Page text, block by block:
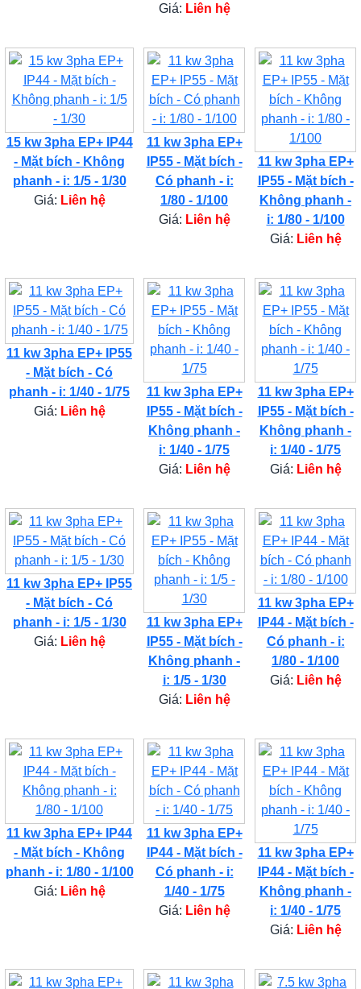
Giá: Liên hệ
15 kw 3pha EP+ IP44
- Mặt bích - Không
phanh - i: 1/5 - 1/30
Giá: Liên hệ
11 kw 3pha EP+
IP55 - Mặt bích -
Có phanh - i:
1/80 - 1/100
Giá: Liên hệ
11 kw 3pha EP+
IP55 - Mặt bích -
Không phanh -
i: 1/80 - 1/100
Giá: Liên hệ
11 kw 3pha EP+ IP55
- Mặt bích - Có
phanh - i: 1/40 - 1/75
Giá: Liên hệ
11 kw 3pha EP+
IP55 - Mặt bích -
Không phanh -
i: 1/40 - 1/75
Giá: Liên hệ
11 kw 3pha EP+
IP55 - Mặt bích -
Không phanh -
i: 1/40 - 1/75
Giá: Liên hệ
11 kw 3pha EP+ IP55
- Mặt bích - Có
phanh - i: 1/5 - 1/30
Giá: Liên hệ
11 kw 3pha EP+
IP55 - Mặt bích -
Không phanh -
i: 1/5 - 1/30
Giá: Liên hệ
11 kw 3pha EP+
IP44 - Mặt bích -
Có phanh - i:
1/80 - 1/100
Giá: Liên hệ
11 kw 3pha EP+ IP44
- Mặt bích - Không
phanh - i: 1/80 - 1/100
Giá: Liên hệ
11 kw 3pha EP+
IP44 - Mặt bích -
Có phanh - i:
1/40 - 1/75
Giá: Liên hệ
11 kw 3pha EP+
IP44 - Mặt bích -
Không phanh -
i: 1/40 - 1/75
Giá: Liên hệ